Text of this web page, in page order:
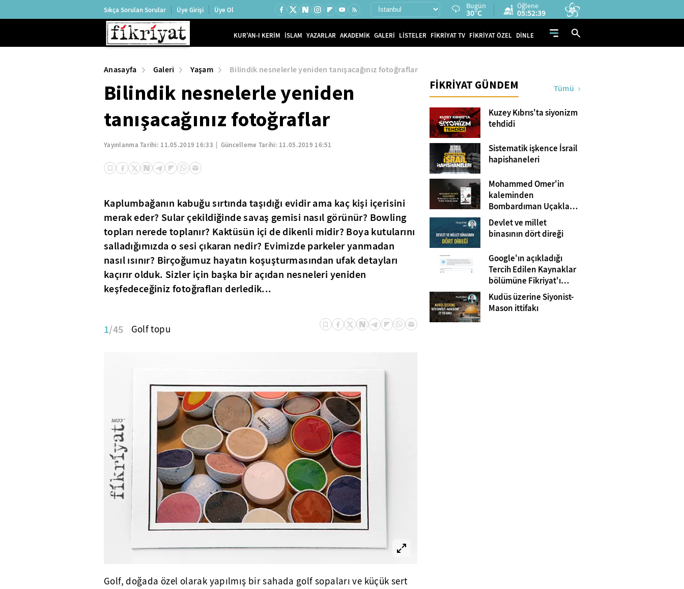
Sıkça Sorulan Sorular Üye Girişi Üye Ol Bugün
30°C
Öğlene
05:52:38
KUR'AN-I KERİM İSLAM YAZARLAR AKADEMİK GALERİ LİSTELER FİKRİYAT TV FİKRİYAT ÖZEL DİNLE
Anasayfa Galeri Yaşam Bilindik nesnelerle yeniden tanışacağınız fotoğraflar
Bilindik nesnelerle yeniden
tanışacağınız fotoğraflar
Yayınlanma Tarihi: 11.05.2019 16:33 Güncelleme Tarihi: 11.05.2019 16:51
Kaplumbağanın kabuğu sırtında taşıdığı evidir ama kaç kişi içerisini
merak eder? Sular çekildiğinde savaş gemisi nasıl görünür? Bowling
topları nerede toplanır? Kaktüsün içi de dikenli midir? Boya kutularını
salladığımızda o sesi çıkaran nedir? Evimizde parkeler yanmadan
nasıl ısınır? Birçoğumuz hayatın koşuşturmasından ufak detayları
kaçırır olduk. Sizler için başka bir açıdan nesneleri yeniden
keşfedeceğiniz fotoğrafları derledik...
1/45 Golf topu
Golf, doğada özel olarak yapılmış bir sahada golf sopaları ve küçük sert
FİKRİYAT GÜNDEM Tümü
Kuzey Kıbrıs'ta siyonizm
tehdidi
Sistematik işkence İsrail
hapishaneleri
Mohammed Omer'in
kaleminden
Bombardıman Uçakları
ve Tanklar Arasında
Gazze
Devlet ve millet
binasının dört direği
Google'ın açıkladığı
Tercih Edilen Kaynaklar
bölümüne Fikriyat'ı
eklemeyi unutmayın!
Kudüs üzerine Siyonist-
Mason ittifakı